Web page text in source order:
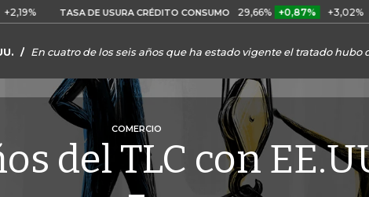
TASA DE USURA CRÉDITO CONSUMO 29,66% +0,87% +3,02% DTF
En cuatro de los seis años que ha estado vigente el tratado hubo
COMERCIO
del TLC con